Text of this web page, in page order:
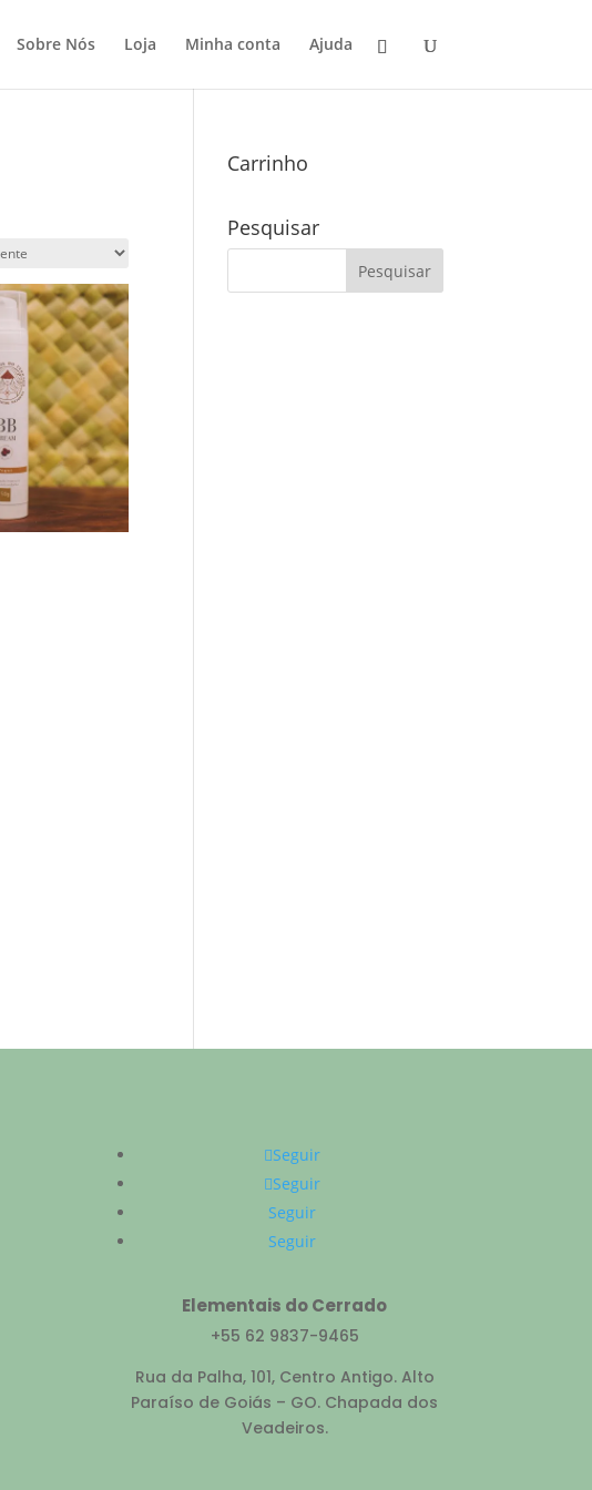
Sobre Nós Loja Minha conta Ajuda
Carrinho
Pesquisar
Seguir
Seguir
Seguir
Seguir
Elementais do Cerrado
+55 62 9837-9465
Rua da Palha, 101, Centro Antigo. Alto
Paraíso de Goiás – GO. Chapada dos
Veadeiros.